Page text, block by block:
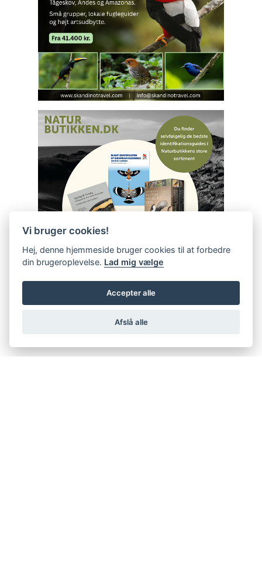
Vi bruger cookies!
Hej, denne hjemmeside bruger cookies til at forbedre
din brugeroplevelse. Lad mig vælge
Accepter alle
Afslå alle